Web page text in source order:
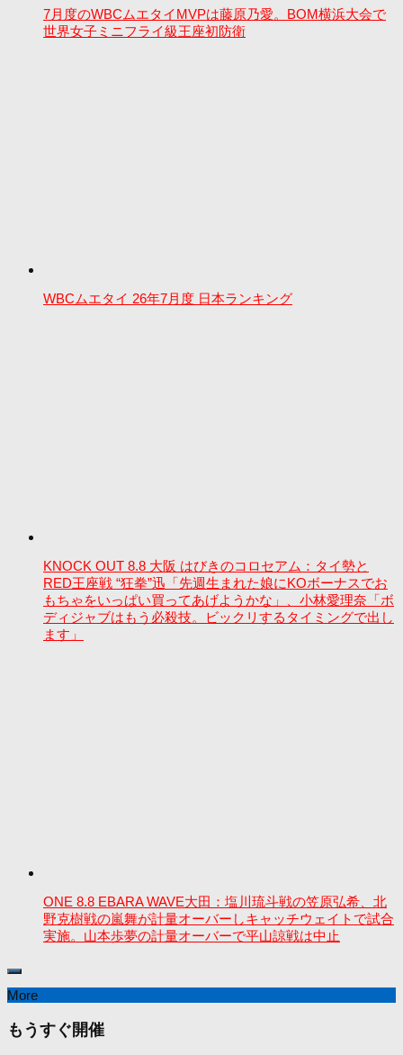
7月度のWBCムエタイMVPは藤原乃愛。BOM横浜大会で
世界女子ミニフライ級王座初防衛
WBCムエタイ 26年7月度 日本ランキング
KNOCK OUT 8.8 大阪 はびきのコロセアム：タイ勢と
RED王座戦 “狂拳”迅「先週生まれた娘にKOボーナスでお
もちゃをいっぱい買ってあげようかな」、小林愛理奈「ボ
ディジャブはもう必殺技。ビックリするタイミングで出し
ます」
ONE 8.8 EBARA WAVE大田：塩川琉斗戦の笠原弘希、北
野克樹戦の嵐舞が計量オーバーしキャッチウェイトで試合
実施。山本歩夢の計量オーバーで平山諒戦は中止
More
もうすぐ開催